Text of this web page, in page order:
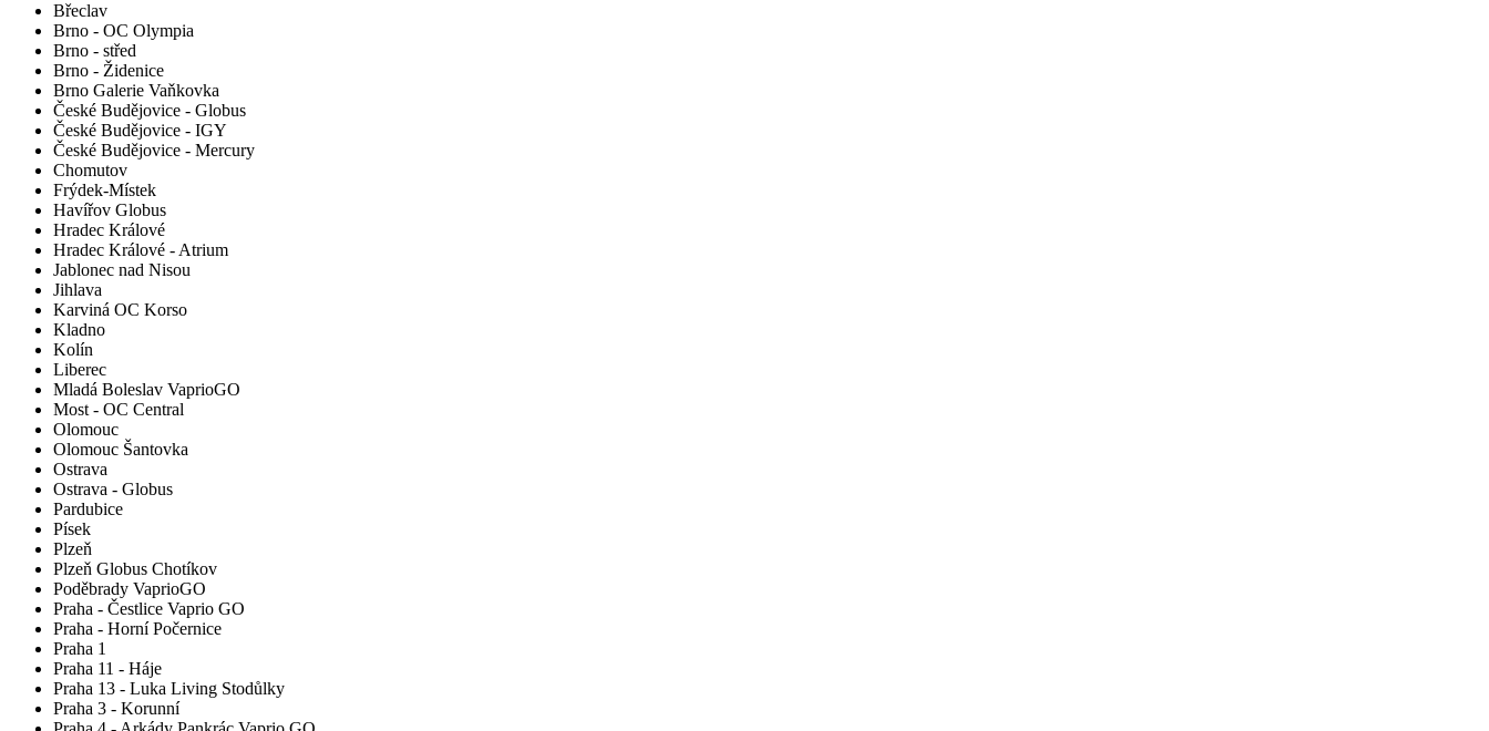
Břeclav
Brno - OC Olympia
Brno - střed
Brno - Židenice
Brno Galerie Vaňkovka
České Budějovice - Globus
České Budějovice - IGY
České Budějovice - Mercury
Chomutov
Frýdek-Místek
Havířov Globus
Hradec Králové
Hradec Králové - Atrium
Jablonec nad Nisou
Jihlava
Karviná OC Korso
Kladno
Kolín
Liberec
Mladá Boleslav VaprioGO
Most - OC Central
Olomouc
Olomouc Šantovka
Ostrava
Ostrava - Globus
Pardubice
Písek
Plzeň
Plzeň Globus Chotíkov
Poděbrady VaprioGO
Praha - Čestlice Vaprio GO
Praha - Horní Počernice
Praha 1
Praha 11 - Háje
Praha 13 - Luka Living Stodůlky
Praha 3 - Korunní